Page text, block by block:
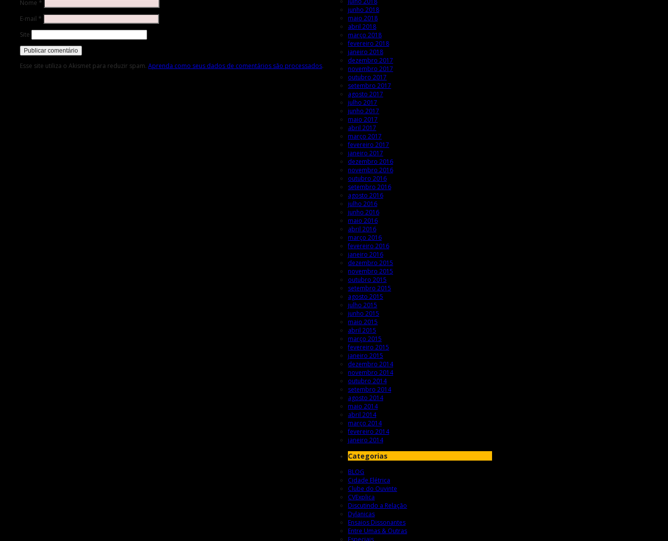
Nome *
E-mail *
Site
Esse site utiliza o Akismet para reduzir spam. Aprenda como seus dados de comentários são processados.
junho 2018
maio 2018
abril 2018
março 2018
fevereiro 2018
janeiro 2018
dezembro 2017
novembro 2017
outubro 2017
setembro 2017
agosto 2017
julho 2017
junho 2017
maio 2017
abril 2017
março 2017
fevereiro 2017
janeiro 2017
dezembro 2016
novembro 2016
outubro 2016
setembro 2016
agosto 2016
julho 2016
junho 2016
maio 2016
abril 2016
março 2016
fevereiro 2016
janeiro 2016
dezembro 2015
novembro 2015
outubro 2015
setembro 2015
agosto 2015
julho 2015
junho 2015
maio 2015
abril 2015
março 2015
fevereiro 2015
janeiro 2015
dezembro 2014
novembro 2014
outubro 2014
setembro 2014
agosto 2014
maio 2014
abril 2014
março 2014
fevereiro 2014
janeiro 2014
Categorias
BLOG
Cidade Elétrica
Clube do Ouvinte
CVExplica
Discutindo a Relação
Dylanicas
Ensaios Dissonantes
Entre Umas & Outras